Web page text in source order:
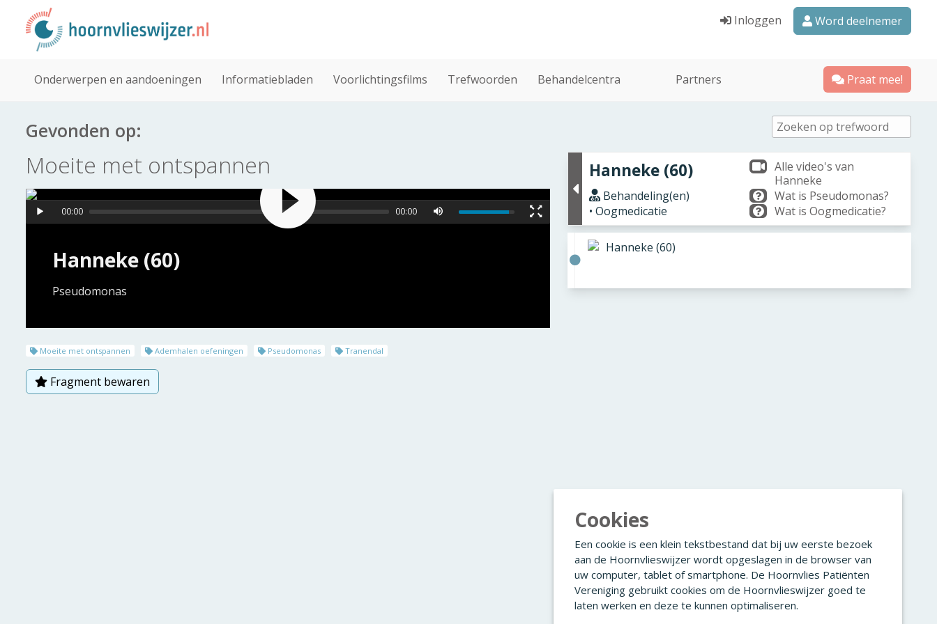
Inloggen Word deelnemer
Onderwerpen en aandoeningen Informatiebladen Voorlichtingsfilms Trefwoorden Behandelcentra Partners Praat mee!
Gevonden op:
Moeite met ontspannen
Hanneke (60)
Pseudomonas
00:00 00:00
Moeite met ontspannen Ademhalen oefeningen Pseudomonas Tranendal
Fragment bewaren
Hanneke (60)
Behandeling(en)
• Oogmedicatie
Alle video's van
Hanneke
Wat is Pseudomonas?
Wat is Oogmedicatie?
Hanneke (60)
Cookies
Een cookie is een klein tekstbestand dat bij uw eerste bezoek
aan de Hoornvlieswijzer wordt opgeslagen in de browser van
uw computer, tablet of smartphone. De Hoornvlies Patiënten
Vereniging gebruikt cookies om de Hoornvlieswijzer goed te
laten werken en deze te kunnen optimaliseren.